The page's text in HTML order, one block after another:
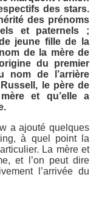
des stars.
des prénoms
et paternels ;
jeune fille de la
de la mère de
du premier
nom de l’arrière
le père de
et qu’elle a
a ajouté quelques
à quel point la
La mère et
et l’on peut dire
l’arrivée du